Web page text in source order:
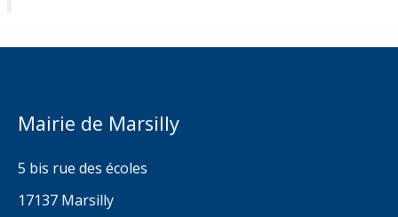
Mairie de Marsilly
5 bis rue des écoles
17137 Marsilly